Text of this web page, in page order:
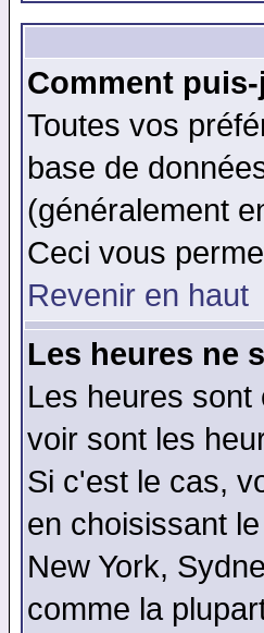
Comment
Toutes vos
base de
(généralement
Ceci vous
Revenir en haut
Les heures ne
Les heures
voir sont les
Si c'est le cas,
en choisissant
New York,
comme la